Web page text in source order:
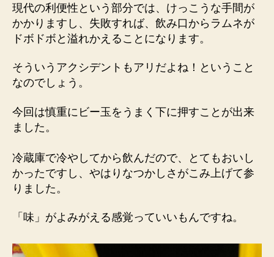
現代の利便性という部分では、けっこうな手間が
かかりますし、失敗すれば、飲み口からラムネが
ドボドボと溢れかえることになります。
そういうアクシデントもアリだよね！ということ
なのでしょう。
今回は慎重にビー玉をうまく下に押すことが出来
ました。
冷蔵庫で冷やしてから飲んだので、とてもおいし
かったですし、やはりなつかしさがこみ上げて参
りました。
「味」がよみがえる感覚っていいもんですね。